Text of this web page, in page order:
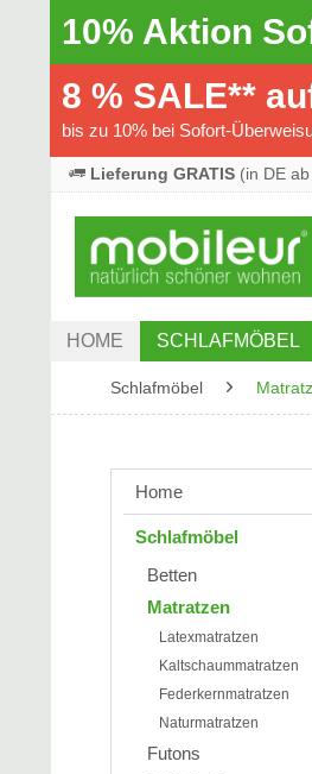
10% Aktion
8 % SALE**
bis zu 10% bei Sofort-
Lieferung GRATIS (in DE
HOME SCHLAFMÖBEL
Schlafmöbel
Home
Schlafmöbel
Betten
Matratzen
Latexmatratzen
Kaltschaummatratzen
Federkernmatratzen
Naturmatratzen
Futons